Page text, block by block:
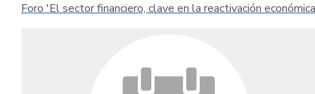
Foro 'El sector financiero, clave en la reactivación